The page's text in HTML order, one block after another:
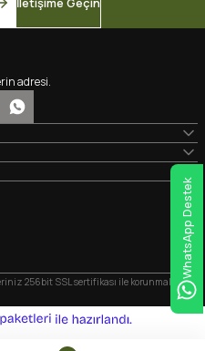
adresi.
256bit SSL sertifikası ile korunmaktadır.
WhatsApp Destek
e-
paketleri